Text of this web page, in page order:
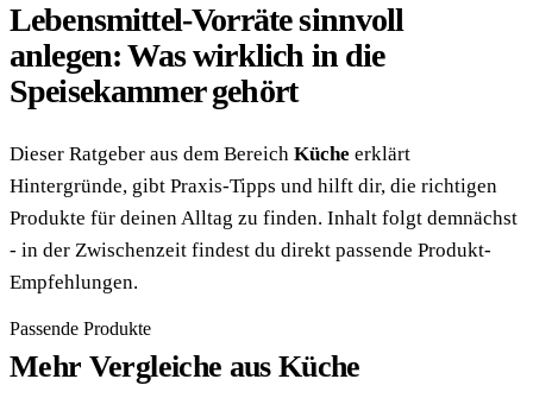
Lebensmittel-Vorräte sinnvoll
anlegen: Was wirklich in die
Speisekammer gehört
Dieser Ratgeber aus dem Bereich Küche erklärt
Hintergründe, gibt Praxis-Tipps und hilft dir, die richtigen
Produkte für deinen Alltag zu finden. Inhalt folgt demnächst
- in der Zwischenzeit findest du direkt passende Produkt-
Empfehlungen.
Passende Produkte
Mehr Vergleiche aus Küche